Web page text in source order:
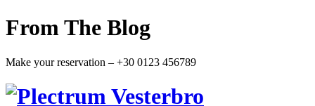
From The Blog
Make your reservation – +30 0123 456789